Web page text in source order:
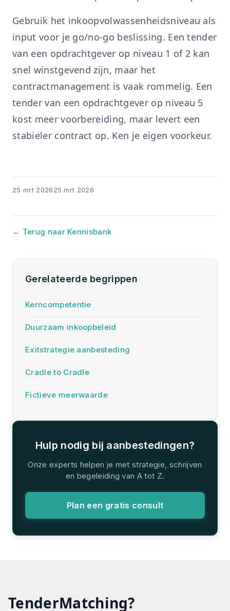
Gebruik het inkoopvolwassenheidsniveau als
input voor je go/no-go beslissing. Een tender
van een opdrachtgever op niveau 1 of 2 kan
snel winstgevend zijn, maar het
contractmanagement is vaak rommelig. Een
tender van een opdrachtgever op niveau 5
kost meer voorbereiding, maar levert een
stabieler contract op. Ken je eigen voorkeur.
← Terug naar Kennisbank
25 mrt 202625 mrt 2026
Gerelateerde begrippen
Kerncompetentie
Duurzaam inkoopbeleid
Exitstrategie aanbesteding
Cradle to Cradle
Fictieve meerwaarde
Hulp nodig bij aanbestedingen?
Onze experts helpen je met strategie, schrijven
en begeleiding van A tot Z.
Plan een gratis consult
TenderMatching?